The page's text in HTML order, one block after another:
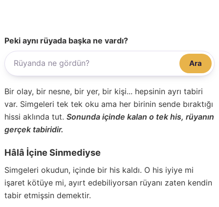
Peki aynı rüyada başka ne vardı?
Ara
Bir olay, bir nesne, bir yer, bir kişi... hepsinin ayrı tabiri
var. Simgeleri tek tek oku ama her birinin sende bıraktığı
hissi aklında tut. Sonunda içinde kalan o tek his, rüyanın
gerçek tabiridir.
Hâlâ İçine Sinmediyse
Simgeleri okudun, içinde bir his kaldı. O his iyiye mi
işaret kötüye mi, ayırt edebiliyorsan rüyanı zaten kendin
tabir etmişsin demektir.